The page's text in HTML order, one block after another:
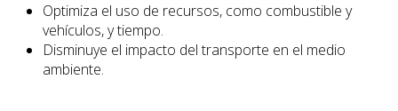
Optimiza el uso de recursos, como combustible y
vehículos, y tiempo.
Disminuye el impacto del transporte en el medio
ambiente.